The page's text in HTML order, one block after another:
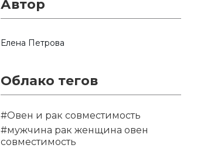
Автор
Елена Петрова
Облако тегов
#Овен и рак совместимость
#мужчина рак женщина овен
совместимость